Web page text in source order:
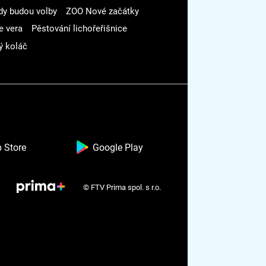
budou volby
ZOO Nové začátky
vera
Pěstování lichořeřišnice
koláč
Store Google Play
© FTV Prima spol. s r.o.